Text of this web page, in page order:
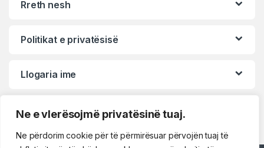
Ne e vlerësojmë privatësinë tuaj.
Ne përdorim cookie për të përmirësuar përvojën tuaj të
Rreth nesh
Politikat e privatësisë
Llogaria ime